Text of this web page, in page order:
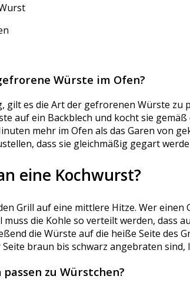
Würste im Ofen?
gilt es die Art der gefrorenen Würste zu
auf ein Backblech und kocht sie
mehr im Ofen als das Garen von
dass sie gleichmäßig gegart
eine Kochwurst?
Grill auf eine mittlere Hitze. Wer
die Kohle so verteilt werden, dass
die Würste auf die heiße Seite des
braun bis schwarz angebraten sind,
zu Würstchen?